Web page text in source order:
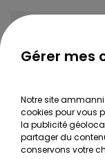
Gérer mes
Notre site
cookies pour vous
la publicité
partager du
conservons votre